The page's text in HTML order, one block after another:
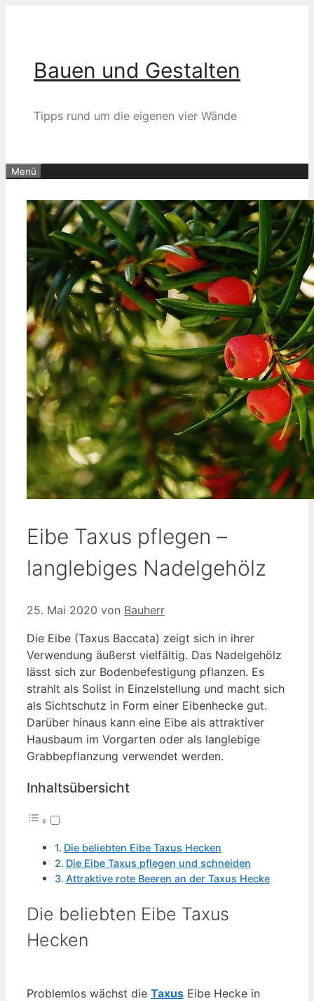
Bauen und Gestalten
Tipps rund um die eigenen vier Wände
Menü
Eibe Taxus pflegen –
langlebiges Nadelgehölz
25. Mai 2020 von Bauherr
Die Eibe (Taxus Baccata) zeigt sich in ihrer
Verwendung äußerst vielfältig. Das Nadelgehölz
lässt sich zur Bodenbefestigung pflanzen. Es
strahlt als Solist in Einzelstellung und macht sich
als Sichtschutz in Form einer Eibenhecke gut.
Darüber hinaus kann eine Eibe als attraktiver
Hausbaum im Vorgarten oder als langlebige
Grabbepflanzung verwendet werden.
Inhaltsübersicht
Die beliebten Eibe Taxus Hecken
Die Eibe Taxus pflegen und schneiden
Attraktive rote Beeren an der Taxus Hecke
Die beliebten Eibe Taxus
Hecken
Problemlos wächst die Taxus Eibe Hecke in